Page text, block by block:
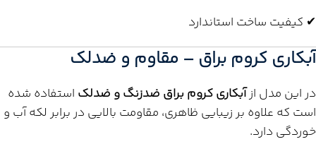
✔ کیفیت ساخت استاندارد
آبکاری کروم براق – مقاوم و ضدلک
در این مدل ازآبکاری کروم براق ضدزنگ و ضدلک استفاده شده
است که علاوه بر زیبایی ظاهری، مقاومت بالایی در برابر لکه آب و
خوردگی دارد.